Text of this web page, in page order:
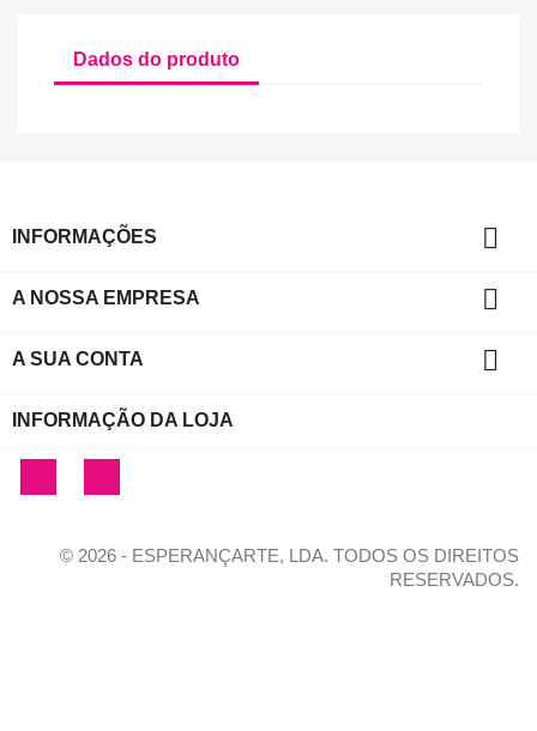
Dados do produto
INFORMAÇÕES 
A NOSSA EMPRESA 
A SUA CONTA 
INFORMAÇÃO DA LOJA
© 2026 - ESPERANÇARTE, LDA. TODOS OS DIREITOS
RESERVADOS.